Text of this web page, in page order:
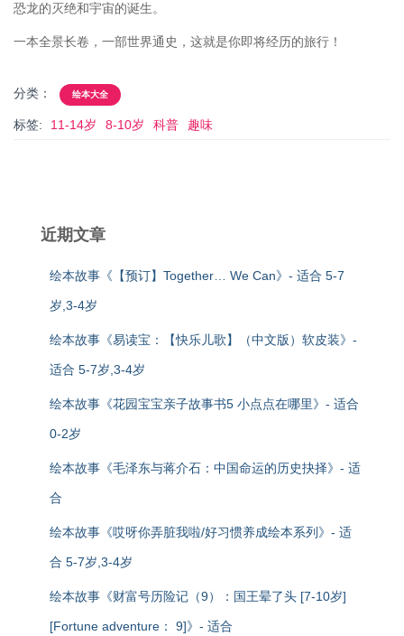
恐龙的灭绝和宇宙的诞生。
一本全景长卷，一部世界通史，这就是你即将经历的旅行！
分类： 绘本大全
标签: 11-14岁 8-10岁 科普 趣味
近期文章
绘本故事《【预订】Together… We Can》- 适合 5-7
岁,3-4岁
绘本故事《易读宝：【快乐儿歌】（中文版）软皮装》-
适合 5-7岁,3-4岁
绘本故事《花园宝宝亲子故事书5 小点点在哪里》- 适合
0-2岁
绘本故事《毛泽东与蒋介石：中国命运的历史抉择》- 适
合
绘本故事《哎呀你弄脏我啦/好习惯养成绘本系列》- 适
合 5-7岁,3-4岁
绘本故事《财富号历险记（9）：国王晕了头 [7-10岁]
[Fortune adventure： 9]》- 适合